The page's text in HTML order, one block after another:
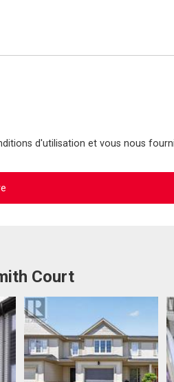
d'utilisation et vous nous
Court